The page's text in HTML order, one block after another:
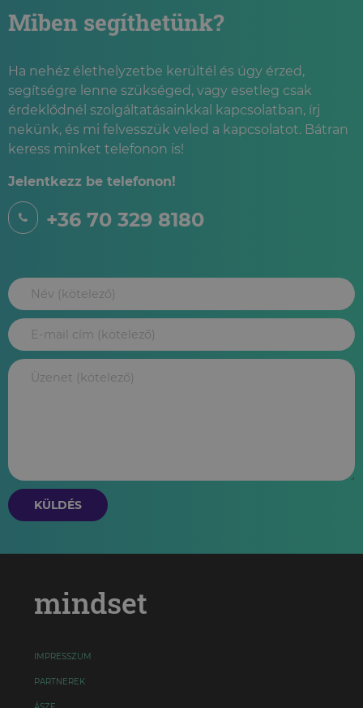
Miben segíthetünk?
Ha nehéz élethelyzetbe kerültél és úgy érzed,
segítségre lenne szükséged, vagy esetleg csak
érdeklődnél szolgáltatásainkkal kapcsolatban, írj
nekünk, és mi felvesszük veled a kapcsolatot. Bátran
keress minket telefonon is!
Jelentkezz be telefonon!
+36 70 329 8180
KÜLDÉS
mindset
IMPRESSZUM
PARTNEREK